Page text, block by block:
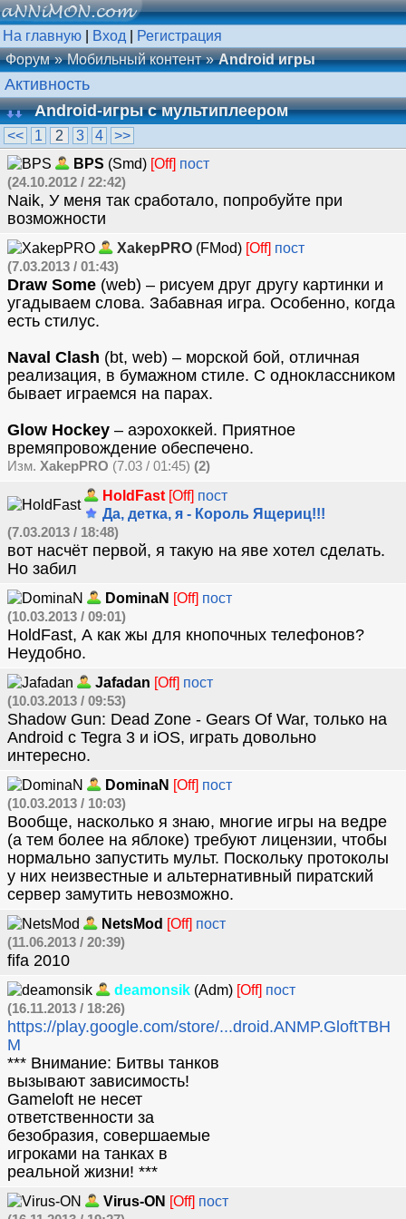
На главную Вход
Регистрация
Форум
Мобильный контент Android игры
Активность
Android-игры с мультиплеером
<< 1 2 3 4
>>
BPS (Smd) [Off] пост
(24.10.2012 / 22:42)
Naik, У меня так сработало, попробуйте при
возможности
XakepPRO (FMod) [Off] пост
(7.03.2013 / 01:43)
Draw Some (web) – рисуем друг другу картинки и
угадываем слова. Забавная игра. Особенно, когда
есть стилус.
Naval Clash (bt, web) – морской бой, отличная
реализация, в бумажном стиле. С одноклассником
бывает играемся на парах.
Glow Hockey – аэрохоккей. Приятное
времяпровождение обеспечено.
Изм. XakepPRO (7.03 / 01:45) (2)
HoldFast [Off] пост
Да, детка, я - Король Ящериц!!!
(7.03.2013 / 18:48)
вот насчёт первой, я такую на яве хотел сделать.
Но забил
DominaN [Off] пост
(10.03.2013 / 09:01)
HoldFast, А как жы для кнопочных телефонов?
Неудобно.
Jafadan [Off] пост
(10.03.2013 / 09:53)
Shadow Gun: Dead Zone - Gears Of War, только на
Android с Tegra 3 и iOS, играть довольно
интересно.
DominaN [Off] пост
(10.03.2013 / 10:03)
Вообще, насколько я знаю, многие игры на ведре
(а тем более на яблоке) требуют лицензии, чтобы
нормально запустить мульт. Поскольку протоколы
у них неизвестные и альтернативный пиратский
сервер замутить невозможно.
NetsMod [Off] пост
(11.06.2013 / 20:39)
fifa 2010
deamonsik (Adm) [Off] пост
(16.11.2013 / 18:26)
https://play.google.com/store/...droid.ANMP.GloftTBH
M
*** Внимание: Битвы танков
вызывают зависимость!
Gameloft не несет
ответственности за
безобразия, совершаемые
игроками на танках в
реальной жизни! ***
Virus-ON [Off] пост